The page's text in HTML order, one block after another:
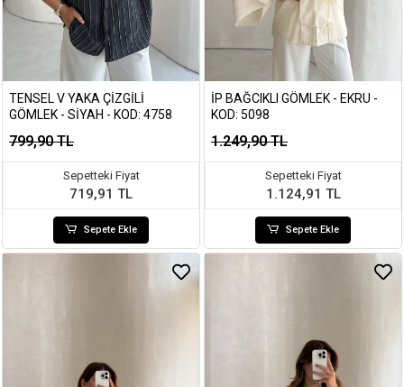
TENSEL V YAKA ÇIZGILI
GÖMLEK - SIYAH - KOD: 4758
799,90 TL
Sepetteki Fiyat
719,91 TL
Sepete Ekle
İP BAĞCIKLI GÖMLEK - EKRU -
KOD: 5098
1.249,90 TL
Sepetteki Fiyat
1.124,91 TL
Sepete Ekle